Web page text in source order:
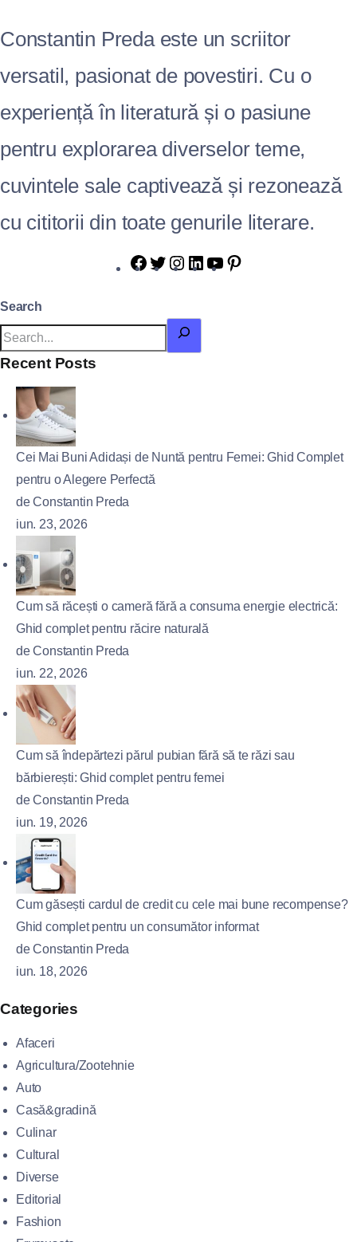
Constantin Preda este un scriitor
versatil, pasionat de povestiri. Cu o
experiență în literatură și o pasiune
pentru explorarea diverselor teme,
cuvintele sale captivează și rezonează
cu cititorii din toate genurile literare.
Search
Recent Posts
Cei Mai Buni Adidași de Nuntă pentru Femei: Ghid Complet
pentru o Alegere Perfectă
de Constantin Preda
iun. 23, 2026
Cum să răcești o cameră fără a consuma energie electrică:
Ghid complet pentru răcire naturală
de Constantin Preda
iun. 22, 2026
Cum să îndepărtezi părul pubian fără să te răzi sau
bărbierești: Ghid complet pentru femei
de Constantin Preda
iun. 19, 2026
Cum găsești cardul de credit cu cele mai bune recompense?
Ghid complet pentru un consumător informat
de Constantin Preda
iun. 18, 2026
Categories
Afaceri
Agricultura/Zootehnie
Auto
Casă&gradină
Culinar
Cultural
Diverse
Editorial
Fashion